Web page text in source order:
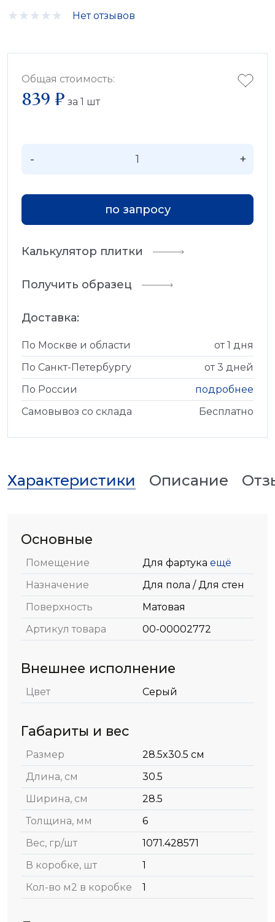
Нет отзывов
Общая стоимость:
839 ₽ за 1 шт
- +
по запросу
Калькулятор плитки
Получить образец
Доставка:
По Москве и области
от 1 дня
По Санкт-Петербургу
от 3 дней
По России
подробнее
Самовывоз со склада
Бесплатно
Характеристики Описание
Основные
Помещение Для фартука ещё
Назначение
Для пола / Для стен
Поверхность
Матовая
Артикул товара
00-00002772
Внешнее исполнение
Цвет Серый
Габариты и вес
Размер
28.5x30.5 см
Длина, см
30.5
Ширина, см
28.5
Толщина, мм
6
Вес, гр/шт
1071.428571
В коробке, шт
1
Кол-во м2 в коробке
1